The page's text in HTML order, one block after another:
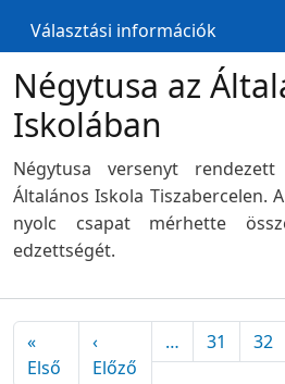
Választási információk
Négytusa az
Iskolában
Négytusa versenyt
Általános Iskola Tiszabercelen.
nyolc csapat mérhette
edzettségét.
Oldalszámozás
«
Első Első oldal
‹
Előző Előző oldal
… 31 32